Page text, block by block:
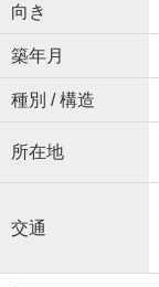
向き
築年月
種別 / 構造
所在地
交通